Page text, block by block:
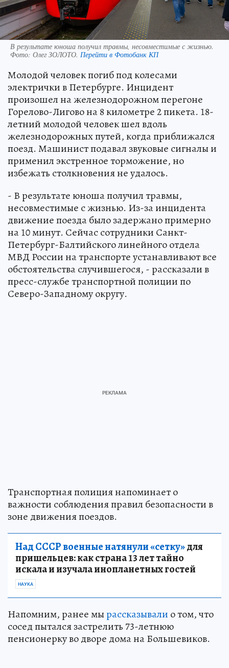
В результате юноша получил травмы, несовместимые с жизнью.
Фото: Олег ЗОЛОТО. Перейти в Фотобанк КП
Молодой человек погиб под колесами
электрички в Петербурге. Инцидент
произошел на железнодорожном перегоне
Горелово-Лигово на 8 километре 2 пикета. 18-
летний молодой человек шел вдоль
железнодорожных путей, когда приближался
поезд. Машинист подавал звуковые сигналы и
применил экстренное торможение, но
избежать столкновения не удалось.
- В результате юноша получил травмы,
несовместимые с жизнью. Из-за инцидента
движение поезда было задержано примерно
на 10 минут. Сейчас сотрудники Санкт-
Петербург-Балтийского линейного отдела
МВД России на транспорте устанавливают все
обстоятельства случившегося, - рассказали в
пресс-службе транспортной полиции по
Северо-Западному округу.
Транспортная полиция напоминает о
важности соблюдения правил безопасности в
зоне движения поездов.
Над СССР военные натянули «сетку»для
пришельцев: как страна 13 лет тайно
искала и изучала инопланетных гостей
НАУКА
Напомним, ранее мырассказывали о том, что
сосед пытался застрелить 73-летнюю
пенсионерку во дворе дома на Большевиков.